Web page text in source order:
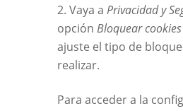
Vaya a Privacidad y
opción Bloquear cookies
ajuste el tipo de
realizar.
Para acceder a la